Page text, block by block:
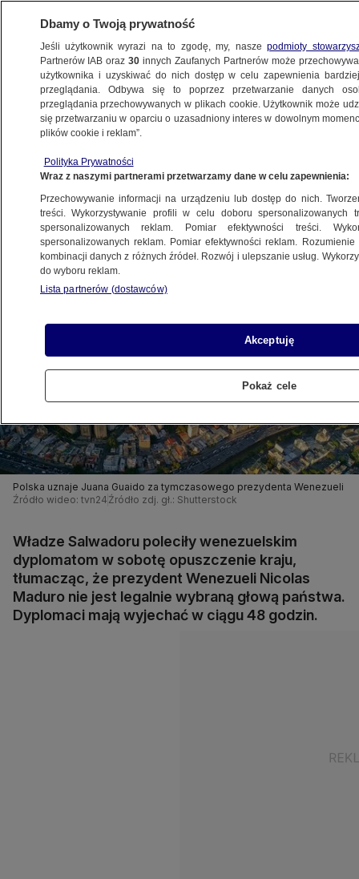
ŚWIAT
Salwador
3.11.2019, 10:30
Udostępnij
Polska uznaje Juana Guaido za tymczasowego prezydenta Wenezueli
Źródło wideo: tvn24 Źródło zdj. gł.: Shutterstock
Władze Salwadoru poleciły wenezuelskim
dyplomatom w sobotę opuszczenie kraju,
tłumacząc, że prezydent Wenezueli Nicolas
Maduro nie jest legalnie wybraną głową państwa.
Dyplomaci mają wyjechać w ciągu 48 godzin.
Dbamy o Twoją prywatność
Jeśli użytkownik wyrazi na to zgodę, my, naszepodmioty
Partnerów IAB oraz30 innych Zaufanych Partnerów może
użytkownika i uzyskiwać do nich dostęp w celu zapewnienia
przeglądania. Odbywa się to poprzez przetwarzanie danych
przeglądania przechowywanych w plikach cookie. Użytkownik może
się przetwarzaniu w oparciu o uzasadniony interes w dowolnym
plików cookie i reklam”.
Polityka Prywatności
Wraz z naszymi partnerami przetwarzamy dane w celu zapewnienia:
Przechowywanie informacji na urządzeniu lub dostęp do nich.
treści. Wykorzystywanie profili w celu doboru spersonalizowanych
spersonalizowanych reklam. Pomiar efektywności treści.
spersonalizowanych reklam. Pomiar efektywności reklam.
kombinacji danych z różnych źródeł. Rozwój i ulepszanie usług.
do wyboru reklam.
Lista partnerów (dostawców)
Akceptuję
Pokaż cele